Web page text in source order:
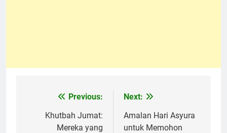
Navigasi
pos
Previous:
Khutbah Jumat:
Mereka yang
Next:
Amalan Hari Asyura
untuk Memohon